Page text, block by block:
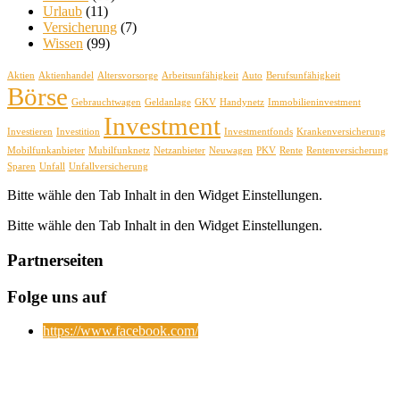
Urlaub (11)
Versicherung (7)
Wissen (99)
Aktien Aktienhandel Altersvorsorge Arbeitsunfähigkeit Auto Berufsunfähigkeit
Börse Gebrauchtwagen Geldanlage GKV Handynetz Immobilieninvestment
Investieren Investition Investment Investmentfonds Krankenversicherung
Mobilfunkanbieter Mubilfunknetz Netzanbieter Neuwagen PKV Rente Rentenversicherung
Sparen Unfall Unfallversicherung
Bitte wähle den Tab Inhalt in den Widget Einstellungen.
Bitte wähle den Tab Inhalt in den Widget Einstellungen.
Partnerseiten
Folge uns auf
https://www.facebook.com/